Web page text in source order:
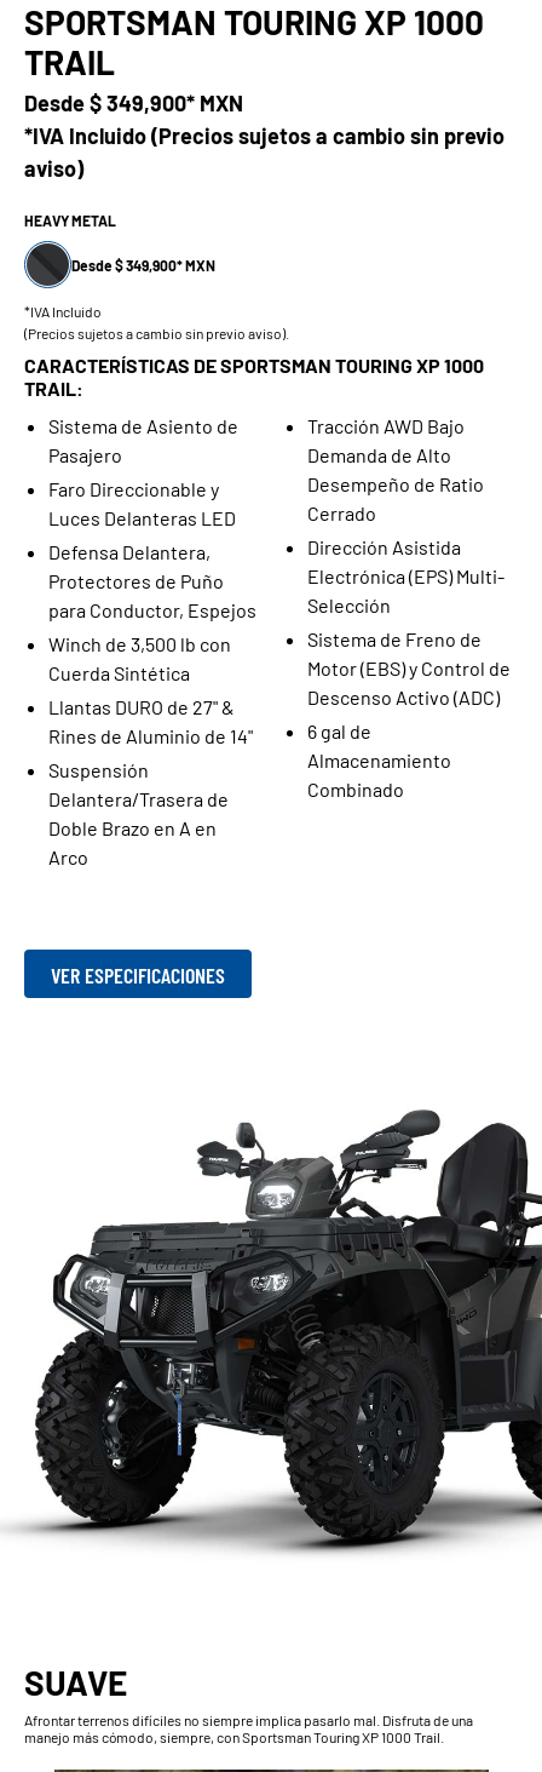
SPORTSMAN TOURING XP 1000
TRAIL
Desde$ 349,900* MXN
*IVA Incluido (Precios sujetos a cambio sin previo
aviso)
HEAVY METAL
Desde $ 349,900* MXN
*IVA Incluido
(Precios sujetos a cambio sin previo aviso).
CARACTERÍSTICAS DE SPORTSMAN TOURING XP 1000
TRAIL:
Sistema de Asiento de
Pasajero
Faro Direccionable y
Luces Delanteras LED
Defensa Delantera,
Protectores de Puño
para Conductor, Espejos
Winch de 3,500 lb con
Cuerda Sintética
Llantas DURO de 27" &
Rines de Aluminio de 14"
Suspensión
Delantera/Trasera de
Doble Brazo en A en
Arco
Tracción AWD Bajo
Demanda de Alto
Desempeño de Ratio
Cerrado
Dirección Asistida
Electrónica (EPS) Multi-
Selección
Sistema de Freno de
Motor (EBS) y Control de
Descenso Activo (ADC)
6 gal de
Almacenamiento
Combinado
VER ESPECIFICACIONES
SUAVE
Afrontar terrenos difíciles no siempre implica pasarlo mal. Disfruta de una
manejo más cómodo, siempre, con Sportsman Touring XP 1000 Trail.